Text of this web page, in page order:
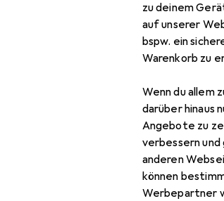
zu deinem
auf unserer
bspw. ein
Warenkorb zu
Wenn du allem
darüber hinaus
Angebote zu
verbessern
anderen
können
Werbepartner
Hier